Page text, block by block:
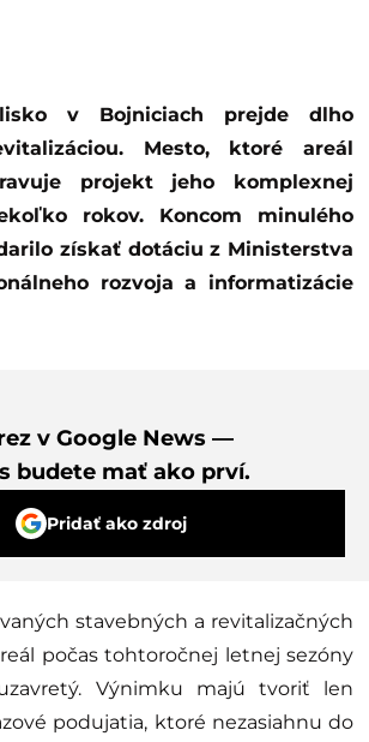
Mesto, ktoré areál
projekt jeho komplexnej
rokov. Koncom minulého
získať dotáciu z Ministerstva
rozvoja a informatizácie
v Google News —
budete mať ako prví.
Pridať ako zdroj
stavebných a revitalizačných
počas tohtoročnej letnej sezóny
Výnimku majú tvoriť len
podujatia, ktoré nezasiahnu do